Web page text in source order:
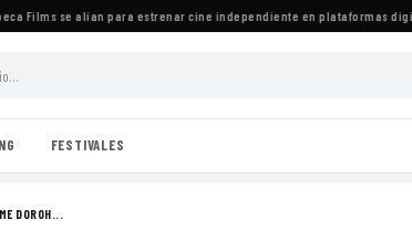
Films se alían para estrenar cine independiente en plataformas
FESTIVALES
DOROH...